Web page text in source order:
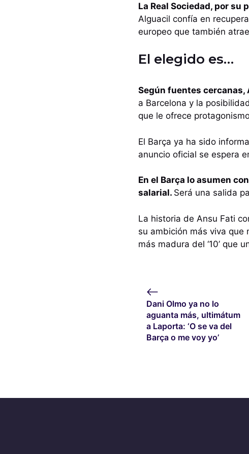
La Real Sociedad, por
Alguacil confía en
europeo que también
El elegido es…
Según fuentes cercanas,
a Barcelona y la
que le ofrece
El Barça ya ha sido
anuncio oficial se espera
En el Barça lo asumen
salarial. Será una salida
La historia de Ansu Fati
su ambición más viva que
más madura del ‘10’ que
Dani Olmo ya no lo
aguanta más, ultimátum
a Laporta: ‘O se va del
Barça o me voy yo’